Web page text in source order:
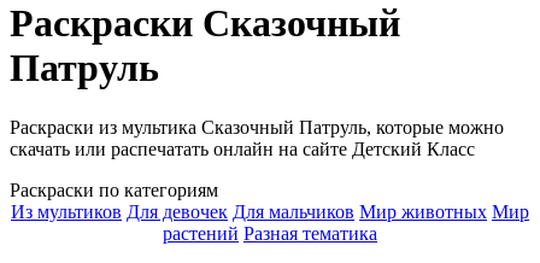
Раскраски Сказочный
Патруль
Раскраски из мультика Сказочный Патруль, которые можно
скачать или распечатать онлайн на сайте Детский Класс
Раскраски по категориям
Из мультиков Для девочек Для мальчиков Мир животных Мир
растений Разная тематика